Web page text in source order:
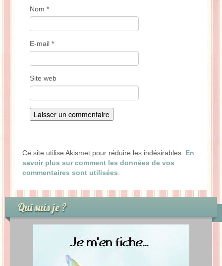
Nom *
E-mail *
Site web
Ce site utilise Akismet pour réduire les indésirables. En
savoir plus sur comment les données de vos
commentaires sont utilisées
Qui suis je ?